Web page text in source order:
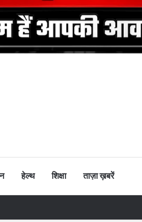
हेल्थ शिक्षा ताज़ा ख़बरें